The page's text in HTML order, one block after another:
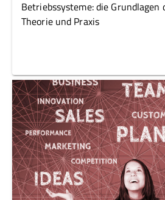
Betriebssysteme: die Grundlagen
Theorie und Praxis